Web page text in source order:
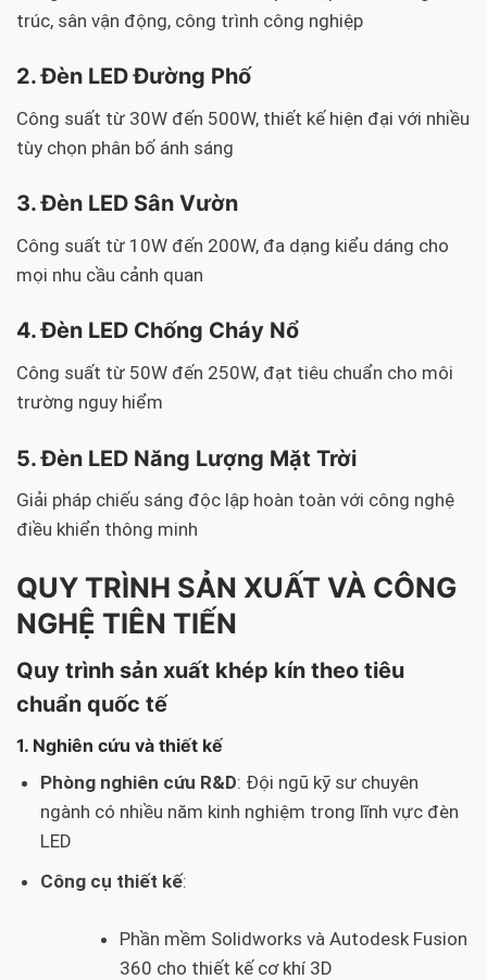
trúc, sân vận động, công trình công nghiệp
2. Đèn LED Đường Phố
Công suất từ 30W đến 500W, thiết kế hiện đại với nhiều
tùy chọn phân bố ánh sáng
3. Đèn LED Sân Vườn
Công suất từ 10W đến 200W, đa dạng kiểu dáng cho
mọi nhu cầu cảnh quan
4. Đèn LED Chống Cháy Nổ
Công suất từ 50W đến 250W, đạt tiêu chuẩn cho môi
trường nguy hiểm
5. Đèn LED Năng Lượng Mặt Trời
Giải pháp chiếu sáng độc lập hoàn toàn với công nghệ
điều khiển thông minh
QUY TRÌNH SẢN XUẤT VÀ CÔNG
NGHỆ TIÊN TIẾN
Quy trình sản xuất khép kín theo tiêu
chuẩn quốc tế
1. Nghiên cứu và thiết kế
Phòng nghiên cứu R&D: Đội ngũ kỹ sư chuyên
ngành có nhiều năm kinh nghiệm trong lĩnh vực đèn
LED
Công cụ thiết kế:
Phần mềm Solidworks và Autodesk Fusion
360 cho thiết kế cơ khí 3D